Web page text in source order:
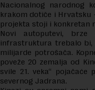
Nacionalnog narodnog
krakom dotiče i Hrvatsku
projekta stoji i konkretan
Novi autoputevi, brze
infrastruktura trebalo bi,
milijarde potrošača.
poveže 20 zemalja od
svile 21. veka“
severnog Jadrana.